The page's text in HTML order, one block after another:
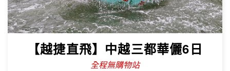
【越捷直飛】中越三都華儷6日
全程無購物站